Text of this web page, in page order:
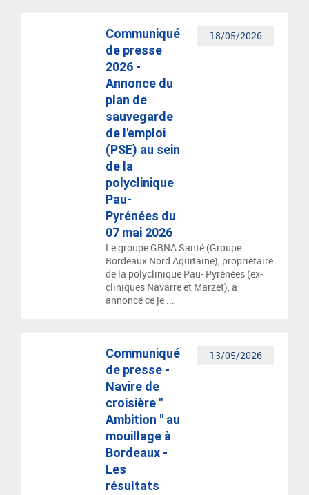
18/05/2026
Communiqué
de presse
2026 -
Annonce du
plan de
sauvegarde
de l'emploi
(PSE) au sein
de la
polyclinique
Pau-
Pyrénées du
07 mai 2026
Le groupe GBNA Santé (Groupe
Bordeaux Nord Aquitaine), propriétaire
de la polyclinique Pau- Pyrénées (ex-
cliniques Navarre et Marzet), a
annoncé ce je ...
13/05/2026
Communiqué
de presse -
Navire de
croisière "
Ambition " au
mouillage à
Bordeaux -
Les
résultats